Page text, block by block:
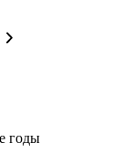
годы